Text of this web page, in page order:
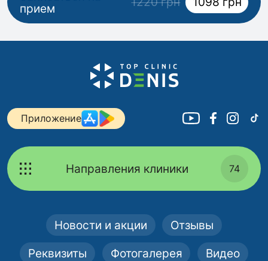
прием
Приложение
Направления клиники 74
Новости и акции Отзывы
Реквизиты Фотогалерея Видео